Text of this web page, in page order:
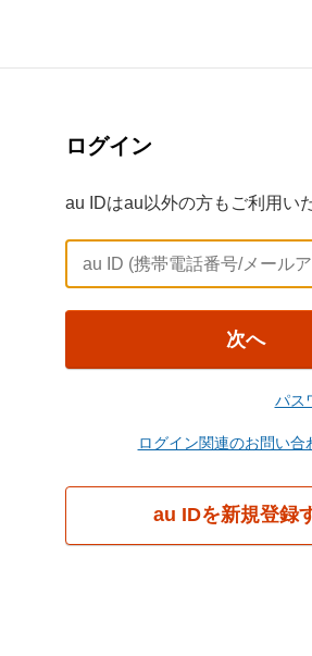
ログイン
au IDはau以外の方もご利用い
次へ
パス
ログイン関連のお問い合
au IDを新規登録